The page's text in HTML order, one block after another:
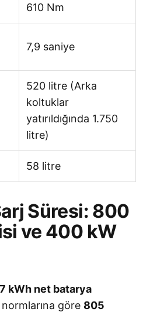
610 Nm
7,9 saniye
520 litre (Arka
koltuklar
yatırıldığında 1.750
litre)
58 litre
Süresi: 800
ve 400 kW
kWh net batarya
normlarına göre 805